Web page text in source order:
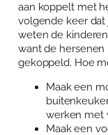
aan koppelt met
volgende keer dat
weten de
want de hersenen
gekoppeld. Hoe
Maak een
werken met
Maak een